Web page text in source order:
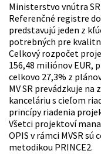
Ministerstvo vnútra
Referenčné registre
predstavujú jeden z
potrebných pre
Celkový rozpočet
156,48 miliónov EUR,
celkovo 27,3% z
MV SR prevádzkuje na
kanceláriu s cieľom
princípy riadenia
Všetci projektoví
OPIS v rámci MVSR
metodikou PRINCE2.